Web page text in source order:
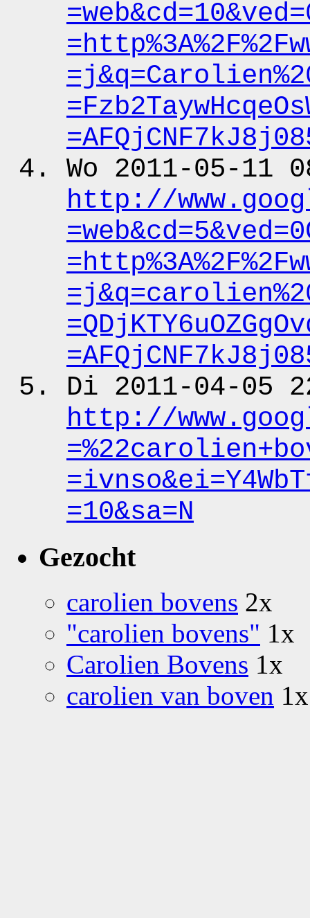
=web&cd=10&ved
=j&q
Wo 2011-05-
http://
=web&cd=5&ved
=j&q
Di 2011-04-05
http://
=ivnso&ei
=10&sa=N
Gezocht
carolien bovens 2x
"carolien bovens" 1x
Carolien Bovens 1x
carolien van boven 1x